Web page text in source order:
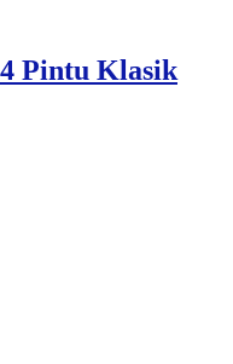
Pintu Klasik